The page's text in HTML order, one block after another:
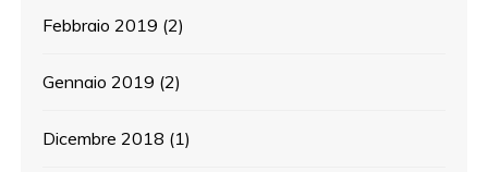
Febbraio 2019 (2)
Gennaio 2019 (2)
Dicembre 2018 (1)